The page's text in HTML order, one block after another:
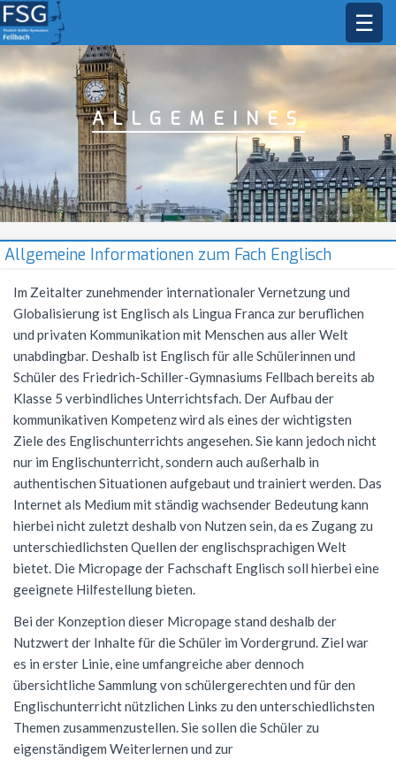
☰
STARTSEITE
SCHULGEMEINSCHAFT
Schulleitung
Sekretariat
Kollegium
Lehrkräfte
Schülermitverantwortung
Beratungsangebot
Hausmeister
Förderverein
Zweck des Vereins
Vorstand
Service
Kontakt
Verein ehemaliger Schüler
Leitbild
Jahresstundentafel
Jahresstundentafel G9
Unterrichtszeiten
Schul- und Hausordnung
Demokratiebildung
Schule ohne Rassismus
Geschichte
BILDUNGSANGEBOT
Profile
Oberstufe
Abiturjahrgang 2026
Abiturjahrgang 2027
Abiturjahrgang 2028
Wiederholung
Beglaubigung und Neuausstellung
Arbeitsgemeinschaften
AGs im Schuljahr 25/26
Musik-AGs
Cambridge Certificate
Bio-AG
DELF-AG
Technik-AG
Theater-AG
Politik-AG
Schülerzeitung
Schulsanitäter
Kreatives Schreiben
Mittagsbetreuung
Hausaufgabenbetreuung
Schülernachhilfe
Studium und Beruf (BOGY)
Studium und Beruf (BOGY)
Klassen 8-10
Jahrgangsstufe
Sucht- und Gewaltprävention
Sozialpraktikum
Bildungspartnerschaft
FÄCHER
Bildende Kunst
Deutsch
Außerunterrichtliche Veranstaltungen
Prüfungen
Englisch
Allgemeines
Ethik
Evangelische Religion
Französisch
Französisch
Warum Französisch?
Ab Klasse 6
Kursstufe
Austausch
DELF
Außerunterrichtliche Veranstaltungen
Gemeinschaftskunde
Geographie
Geschichte
Informatik
G9: Informatik und Medienbildung
G8: IMP (Informatik, Mathematik, Physik)
Warum Italienisch?
Italienisch als 3. Fremdsprache
Katholische Religion
Literatur und Theater
MUSIK
Gesangsklasse
Musik in der Kursstufe
FSG Orchester
FSG Bigband
FSG Chor
Orchester Klassen 5-7
Chor Klassen 5-7
Konzerte
Schüleraustausch
Übersicht
Italien-Austausch
Ungarn-Austausch
Skischullandheim
Jugend trainiert für Olympia
Konzerte
Schoolwear FSG
SERVICE
Kontakt
Krankmeldung
Terminplan
Anfahrt
Praktikum am FSG
Lernmittel
Anmeldung Klasse 5
Schulanmeldung
Datenschutz
Impressum
ALLGEMEINES
Allgemeine Informationen zum Fach Englisch
Im Zeitalter zunehmender internationaler Vernetzung und
Globalisierung ist Englisch als Lingua Franca zur beruflichen
und privaten Kommunikation mit Menschen aus aller Welt
unabdingbar. Deshalb ist Englisch für alle Schülerinnen und
Schüler des Friedrich-Schiller-Gymnasiums Fellbach bereits ab
Klasse 5 verbindliches Unterrichtsfach. Der Aufbau der
kommunikativen Kompetenz wird als eines der wichtigsten
Ziele des Englischunterrichts angesehen. Sie kann jedoch nicht
nur im Englischunterricht, sondern auch außerhalb in
authentischen Situationen aufgebaut und trainiert werden. Das
Internet als Medium mit ständig wachsender Bedeutung kann
hierbei nicht zuletzt deshalb von Nutzen sein, da es Zugang zu
unterschiedlichsten Quellen der englischsprachigen Welt
bietet. Die Micropage der Fachschaft Englisch soll hierbei eine
geeignete Hilfestellung bieten.
Bei der Konzeption dieser Micropage stand deshalb der
Nutzwert der Inhalte für die Schüler im Vordergrund. Ziel war
es in erster Linie, eine umfangreiche aber dennoch
übersichtliche Sammlung von schülergerechten und für den
Englischunterricht nützlichen Links zu den unterschiedlichsten
Themen zusammenzustellen. Sie sollen die Schüler zu
eigenständigem Weiterlernen und zur